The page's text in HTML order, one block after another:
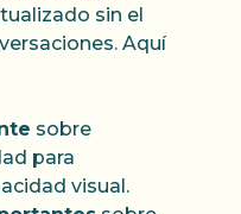
sin el
Aquí
sobre
para
visual.